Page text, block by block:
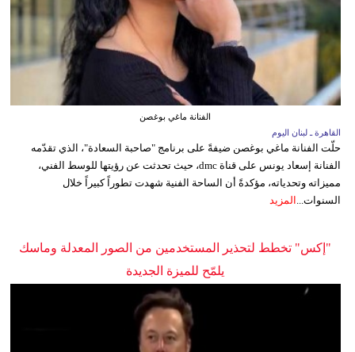
الفنانة ماغي بوغصن
القاهرة ـ لبنان اليوم
حلّت الفنانة ماغي بوغصن ضيفةً على برنامج "صاحبة السعادة"، الذي تقدّمه
الفنانة إسعاد يونس على قناة dmc، حيث تحدثت عن رؤيتها للوسط الفني،
مميزاته وتحدياته، مؤكدةً أن الساحة الفنية شهدت تطوراً كبيراً خلال
السنوات...
المزيد
"إكس" تخطط لتحذير المستخدمين من الصور المعدلة وماسك
يلمّح للميزة الجديدة